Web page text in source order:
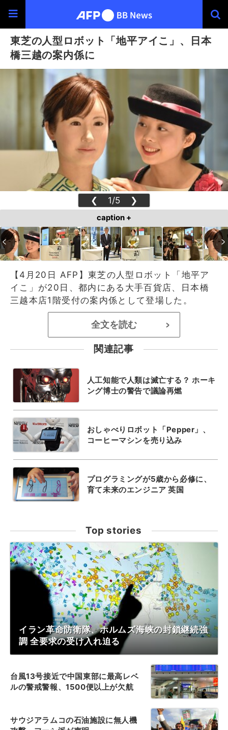
東芝の人型ロボット「地平アイこ」、日本
橋三越の案内係に
❮ 1/5 ❯
caption +
【4月20日 AFP】東芝の人型ロボット「地平ア
イこ」が20日、都内にある大手百貨店、日本橋
三越本店1階受付の案内係として登場した。
全文を読む >
関連記事
人工知能で人類は滅亡する？ ホーキ
ング博士の警告で議論再燃
おしゃべりロボット「Pepper」、
コーヒーマシンを売り込み
プログラミングが5歳から必修に、
育て未来のエンジニア 英国
Top stories
イラン革命防衛隊、ホルムズ海峡の封鎖継続強
調 全要求の受け入れ迫る
台風13号接近で中国東部に最高レベ
ルの警戒警報、1500便以上が欠航
サウジアラムコの石油施設に無人機